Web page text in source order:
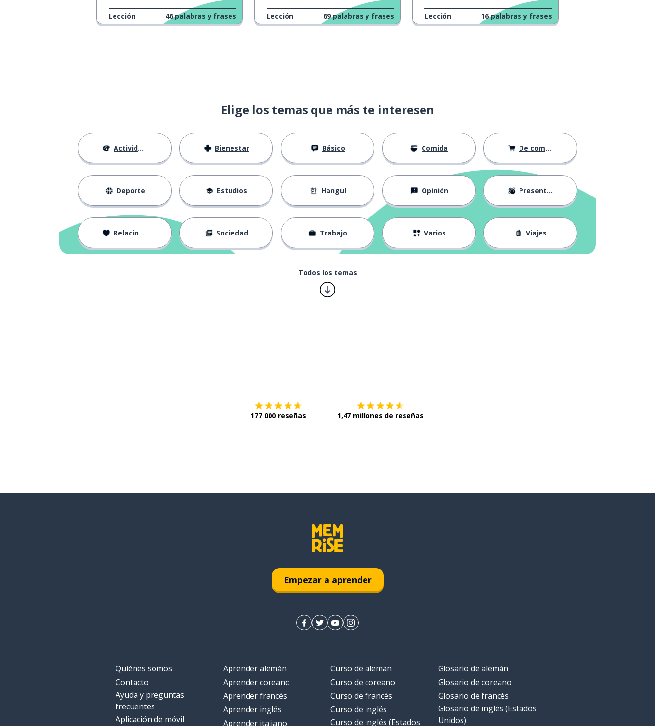
Lección 46 palabras y frases Lección 69 palabras y frases Lección 16 palabras y frases
Elige los temas que más te interesen
Actividades Bienestar Básico Comida De compras
Deporte Estudios Hangul Opinión Presentación
Relaciones Sociedad Trabajo Varios Viajes
Todos los temas
177 000 reseñas 1,47 millones de reseñas
Empezar a aprender
Quiénes somos
Contacto
Ayuda y preguntas
frecuentes
Aplicación de móvil
Aprender alemán
Aprender coreano
Aprender francés
Aprender inglés
Aprender italiano
Curso de alemán
Curso de coreano
Curso de francés
Curso de inglés
Curso de inglés (Estados
Glosario de alemán
Glosario de coreano
Glosario de francés
Glosario de inglés (Estados
Unidos)